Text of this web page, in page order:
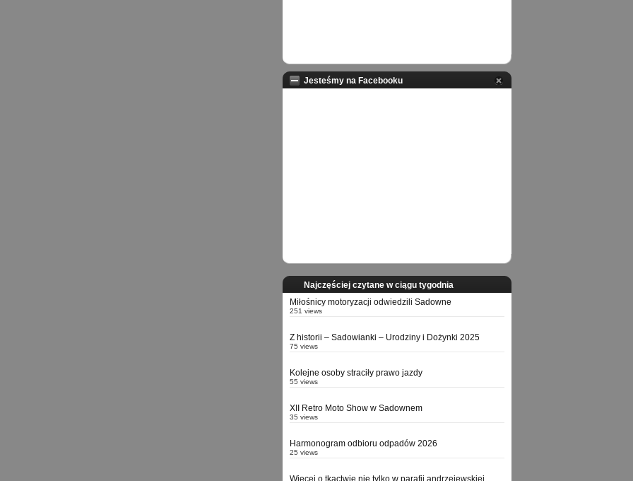
Jesteśmy na Facebooku
Najczęściej czytane w ciągu tygodnia
Miłośnicy motoryzacji odwiedzili Sadowne
251 views
Z historii – Sadowianki – Urodziny i Dożynki 2025
75 views
Kolejne osoby straciły prawo jazdy
55 views
XII Retro Moto Show w Sadownem
35 views
Harmonogram odbioru odpadów 2026
25 views
Więcej o tkactwie nie tylko w parafii andrzejewskiej,